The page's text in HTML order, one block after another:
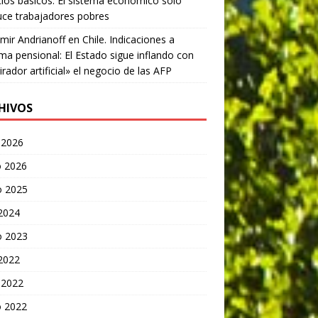
trabajadores pobres
Andrianoffen Chile. Indicaciones a
pensional: El Estado sigue inflando con
artificial» el negocio de las AFP
2026
2025
2023
2022